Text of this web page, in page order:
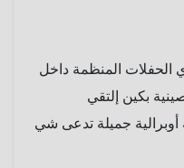
الحفلات المنظمة داخل
بكين إلتقي
أوبرالية جميلة تدعى شي